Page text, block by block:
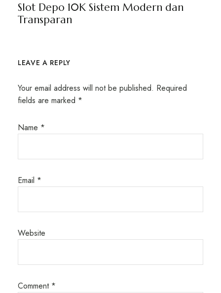
Slot Depo 10K Sistem Modern dan
Transparan
LEAVE A REPLY
Your email address will not be published. Required
fields are marked *
Name *
Email *
Website
Comment *